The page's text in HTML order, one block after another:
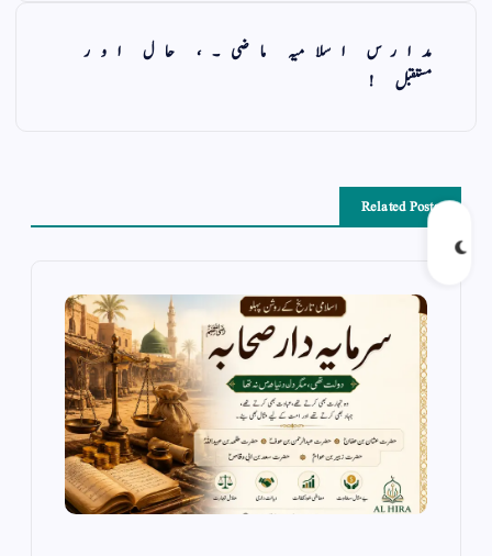
مدارس اسلامیہ ماضی۔، حال اور
مستقبل !
Related Posts